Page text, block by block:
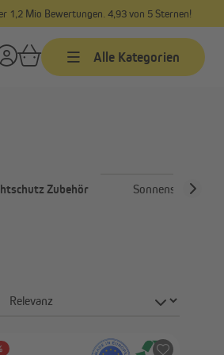
1,2 Mio Bewertungen. 4,93 von 5 Sternen!
Alle Kategorien
Zubehör Sonnensegel